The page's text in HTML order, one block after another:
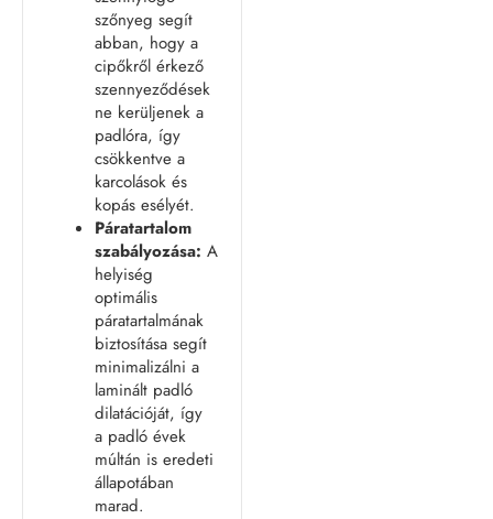
szőnyeg segít
abban, hogy a
cipőkről érkező
szennyeződések
ne kerüljenek a
padlóra, így
csökkentve a
karcolások és
kopás esélyét.
Páratartalom
szabályozása: A
helyiség
optimális
páratartalmának
biztosítása segít
minimalizálni a
laminált padló
dilatációját, így
a padló évek
múltán is eredeti
állapotában
marad.